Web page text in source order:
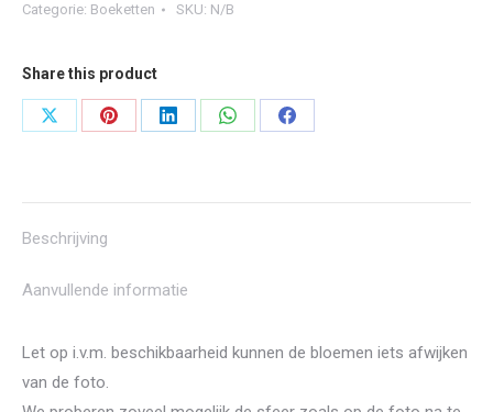
Categorie: Boeketten SKU: N/B
Share this product
Share
Share
Share
Share
Share
Beschrijving
Aanvullende informatie
Let op i.v.m. beschikbaarheid kunnen de bloemen iets afwijken
van de foto.